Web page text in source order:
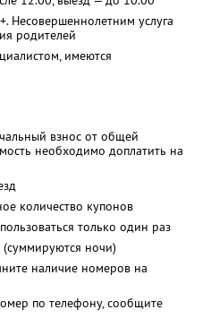
Несовершеннолетним услуга
родителей
имеются
взнос от общей
необходимо доплатить на
количество купонов
только один раз
ночи)
наличие номеров на
по телефону, сообщите